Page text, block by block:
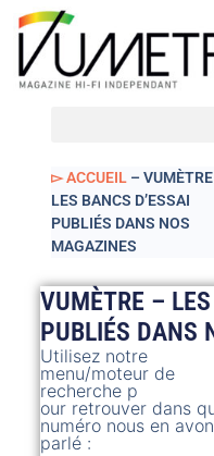
▻ ACCUEIL –
LES BANCS D’ESSAI
PUBLIÉS DANS NOS
MAGAZINES
VUMÈTRE –
PUBLIÉS DANS
Utilisez notre
menu/moteur de
recherche p
our retrouver dans
numéro nous en
parlé :